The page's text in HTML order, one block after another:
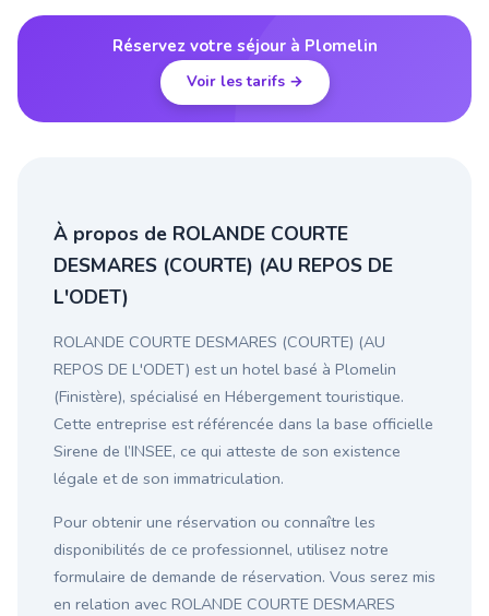
Réservez votre séjour à Plomelin
Voir les tarifs →
À propos de ROLANDE COURTE
DESMARES (COURTE) (AU REPOS DE
L'ODET)
ROLANDE COURTE DESMARES (COURTE) (AU
REPOS DE L'ODET) est un hotel basé à Plomelin
(Finistère), spécialisé en Hébergement touristique.
Cette entreprise est référencée dans la base officielle
Sirene de l’INSEE, ce qui atteste de son existence
légale et de son immatriculation.
Pour obtenir une réservation ou connaître les
disponibilités de ce professionnel, utilisez notre
formulaire de demande de réservation. Vous serez mis
en relation avec ROLANDE COURTE DESMARES